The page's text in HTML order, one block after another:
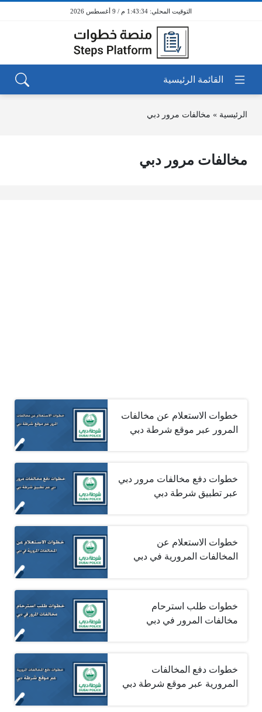
1:43:34 م / 9 أغسطس 2026
الرئيسية » مخالفات مرور دبي
مخالفات مرور دبي
خطوات الاستعلام عن مخالفات
المرور عبر موقع شرطة دبي
خطوات دفع مخالفات مرور دبي
عبر تطبيق شرطة دبي
خطوات الاستعلام عن
المخالفات المرورية في دبي
خطوات طلب استرحام
مخالفات المرور في دبي
خطوات دفع المخالفات
المرورية عبر موقع شرطة دبي